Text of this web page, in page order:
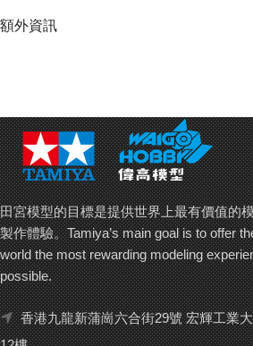
額外資訊
田宮模型的目標是提供世界上最有價值的
製作體驗。Tamiya’s main goal is to offer
world the most rewarding modeling
possible.
香港九龍新蒲崗六合街29號 宏輝工業